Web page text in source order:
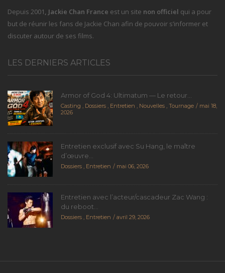
Depuis 2001, Jackie Chan France est un site non officiel qui a pour
but de réunir les fans de Jackie Chan afin de pouvoir s’informer et
discuter autour de ses films.
LES DERNIERS ARTICLES
Armor of God 4: Ultimatum — Le retour...
Casting , Dossiers , Entretien , Nouvelles , Tournage
mai 18,
2026
Entretien exclusif avec Su Hang, le maître
d’œuvre...
Dossiers , Entretien mai 06, 2026
Entretien avec l’acteur/cascadeur Zac Wang :
du reboot...
Dossiers , Entretien avril 29, 2026